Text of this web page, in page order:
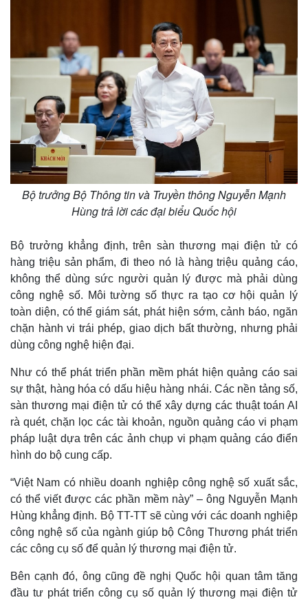
Quan sát
Cuộc sống đó đây
Hồ sơ
Video
Ảnh
E-Magazine
Infographic
Bộ trưởng Bộ Thông tin và Truyền thông Nguyễn Mạnh
Hùng trả lời các đại biểu Quốc hội
Bộ trưởng khẳng định, trên sàn thương mại điện tử có
hàng triệu sản phẩm, đi theo nó là hàng triệu quảng cáo,
không thể dùng sức người quản lý được mà phải dùng
công nghệ số. Môi tường số thực ra tạo cơ hội quản lý
toàn diện, có thể giám sát, phát hiện sớm, cảnh báo, ngăn
chặn hành vi trái phép, giao dịch bất thường, nhưng phải
dùng công nghệ hiện đại.
Như có thể phát triển phần mềm phát hiện quảng cáo sai
sự thật, hàng hóa có dấu hiệu hàng nhái. Các nền tảng số,
sàn thương mại điện tử có thể xây dựng các thuật toán AI
rà quét, chặn lọc các tài khoản, nguồn quảng cáo vi phạm
pháp luật dựa trên các ảnh chụp vi phạm quảng cáo điển
hình do bộ cung cấp.
“Việt Nam có nhiều doanh nghiệp công nghệ số xuất sắc,
có thể viết được các phần mềm này” – ông Nguyễn Mạnh
Hùng khẳng định. Bộ TT-TT sẽ cùng với các doanh nghiệp
công nghệ số của ngành giúp bộ Công Thương phát triển
các công cụ số để quản lý thương mại điện tử.
Bên cạnh đó, ông cũng đề nghị Quốc hội quan tâm tăng
đầu tư phát triển công cụ số quản lý thương mại điện tử